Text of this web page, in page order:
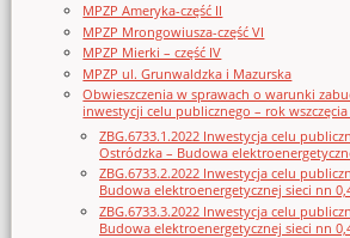
MPZP Ameryka-część II
MPZP Mrongowiusza-część VI
MPZP Mierki – część IV
MPZP ul. Grunwaldzka i Mazurska
Obwieszczenia w sprawach o warunki
inwestycji celu publicznego – rok
ZBG.6733.1.2022 Inwestycja celu
Ostródzka – Budowa
ZBG.6733.2.2022 Inwestycja celu
Budowa elektroenergetycznej sieci nn
ZBG.6733.3.2022 Inwestycja celu
Budowa elektroenergetycznej sieci nn